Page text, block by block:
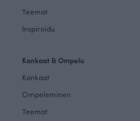
Teemat
Inspiroidu
Kankaat & Ompelu
Kankaat
Ompeleminen
Teemat